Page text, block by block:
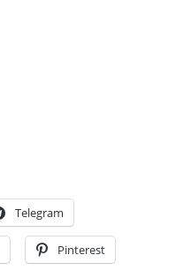
Telegram
Pinterest